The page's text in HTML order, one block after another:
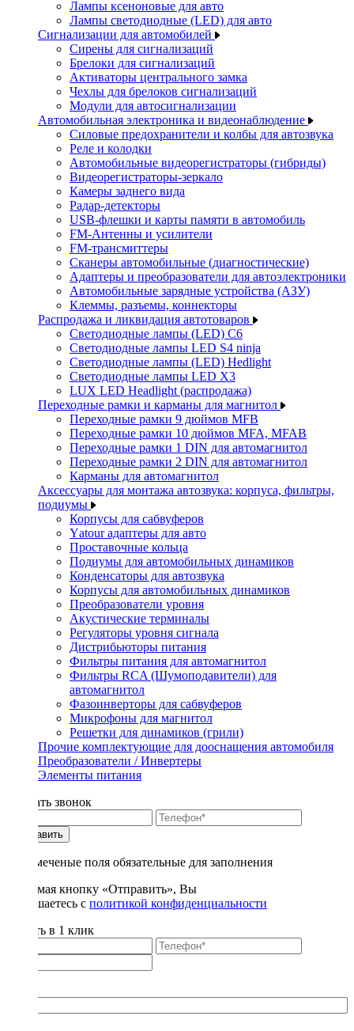
Лампы ксеноновые для авто
Лампы светодиодные (LED) для авто
Сигнализации для автомобилей
Сирены для сигнализаций
Брелоки для сигнализаций
Активаторы центрального замка
Чехлы для брелоков сигнализаций
Модули для автосигнализации
Автомобильная электроника и видеонаблюдение
Силовые предохранители и колбы для автозвука
Реле и колодки
Автомобильные видеорегистраторы (гибриды)
Видеорегистраторы-зеркало
Камеры заднего вида
Радар-детекторы
USB-флешки и карты памяти в автомобиль
FM-Антенны и усилители
FM-трансмиттеры
Сканеры автомобильные (диагностические)
Адаптеры и преобразователи для автоэлектроники
Автомобильные зарядные устройства (АЗУ)
Клеммы, разъемы, коннекторы
Распродажа и ликвидация автотоваров
Светодиодные лампы (LED) C6
Светодиодные лампы LED S4 ninja
Светодиодные лампы (LED) Hedlight
Светодиодные лампы LED X3
LUX LED Headlight (распродажа)
Переходные рамки и карманы для магнитол
Переходные рамки 9 дюймов MFB
Переходные рамки 10 дюймов MFA, MFAB
Переходные рамки 1 DIN для автомагнитол
Переходные рамки 2 DIN для автомагнитол
Карманы для автомагнитол
Аксессуары для монтажа автозвука: корпуса, фильтры,
подиумы
Корпусы для сабвуферов
Yаtour адаптеры для авто
Проставочные кольца
Подиумы для автомобильных динамиков
Конденсаторы для автозвука
Корпусы для автомобильных динамиков
Преобразователи уровня
Акустические терминалы
Регуляторы уровня сигнала
Дистрибьюторы питания
Фильтры питания для автомагнитол
Фильтры RCA (Шумоподавители) для
автомагнитол
Фазоинверторы для сабвуферов
Микрофоны для магнитол
Решетки для динамиков (грили)
Прочие комплектующие для дооснащения автомобиля
Преобразователи / Инвертеры
Элементы питания
Заказать звонок
Отправить
* - отмеченые поля обязательные для заполнения
Нажимая кнопку «Отправить», Вы
соглашаетесь с политикой конфиденциальности
Купить в 1 клик